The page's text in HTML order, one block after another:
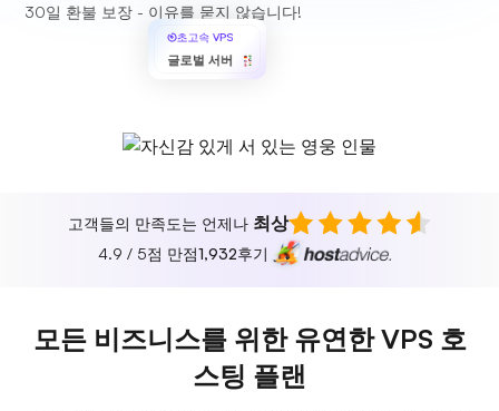
30일 환불 보장 - 이유를 묻지 않습니다!
초고속 VPS
글로벌 서버
고객들의 만족도는 언제나 최상
4.9 / 5점 만점1,932후기
모든 비즈니스를 위한 유연한 VPS 호
스팅 플랜